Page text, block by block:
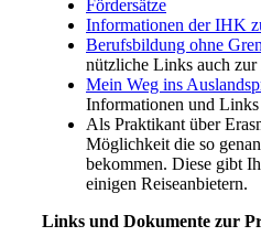
Fördersätze
Informationen der IHK
Berufsbildung ohne
nützliche Links auch zur
Mein Weg ins
Informationen und Links
Als Praktikant über
Möglichkeit die so
bekommen. Diese gibt
einigen Reiseanbietern.
Links und Dokumente zur